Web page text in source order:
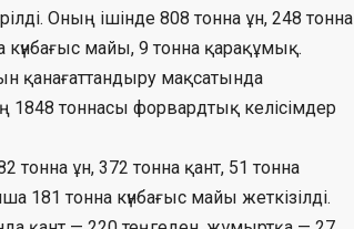
Оның ішінде 808 тонна ұн, 248 тонна
майы, 9 тонна қарақұмық.
қанағаттандыру мақсатында
1848 тоннасы форвардтық келісімдер
тонна ұн, 372 тонна қант, 51 тонна
тонна күнбағыс майы жеткізілді.